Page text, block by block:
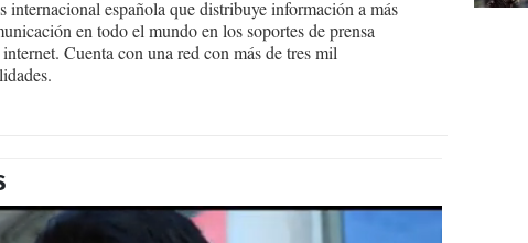
internacional española que distribuye información a más
en todo el mundo en los soportes de prensa
Cuenta con una red con más de tres mil